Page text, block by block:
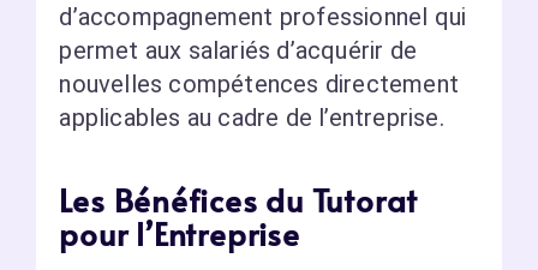
d’accompagnement professionnel qui
permet aux salariés d’acquérir de
nouvelles compétences directement
applicables au cadre de l’entreprise.
Les Bénéfices du Tutorat
pour l’Entreprise